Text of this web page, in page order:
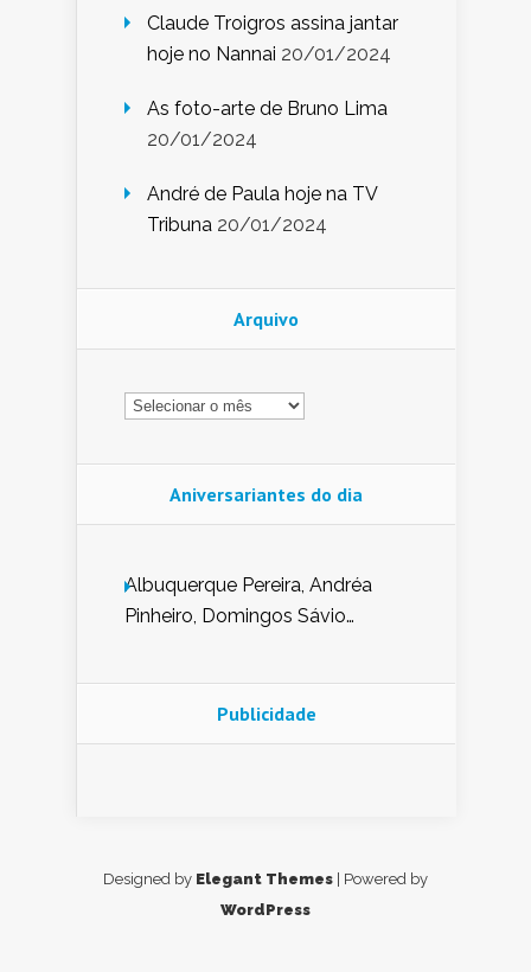
Claude Troigros assina jantar
hoje no Nannai 20/01/2024
As foto-arte de Bruno Lima
20/01/2024
André de Paula hoje na TV
Tribuna 20/01/2024
Arquivo
Arquivo
Aniversariantes do dia
Albuquerque Pereira, Andréa
Pinheiro, Domingos Sávio
Nunes de Sena, Fátima Peixoto,
Glória Pereira, Kátia Mesel,
Publicidade
Designed by Elegant Themes | Powered by
WordPress